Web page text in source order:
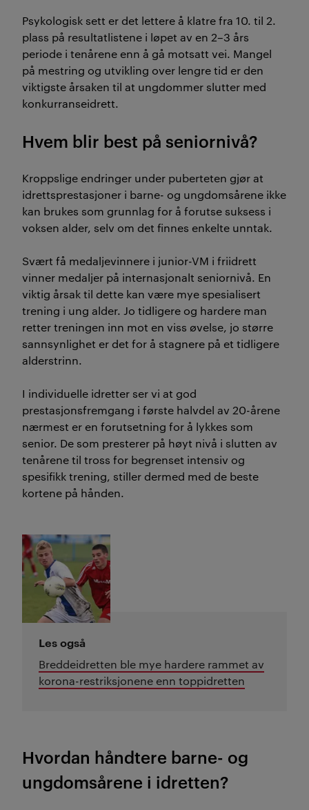
Psykologisk sett er det lettere å klatre fra 10. til 2.
plass på resultatlistene i løpet av en 2–3 års
periode i tenårene enn å gå motsatt vei. Mangel
på mestring og utvikling over lengre tid er den
viktigste årsaken til at ungdommer slutter med
konkurranseidrett.
Hvem blir best på seniornivå?
Kroppslige endringer under puberteten gjør at
idrettsprestasjoner i barne- og ungdomsårene ikke
kan brukes som grunnlag for å forutse suksess i
voksen alder, selv om det finnes enkelte unntak.
Svært få medaljevinnere i junior-VM i friidrett
vinner medaljer på internasjonalt seniornivå. En
viktig årsak til dette kan være mye spesialisert
trening i ung alder. Jo tidligere og hardere man
retter treningen inn mot en viss øvelse, jo større
sannsynlighet er det for å stagnere på et tidligere
alderstrinn.
I individuelle idretter ser vi at god
prestasjonsfremgang i første halvdel av 20-årene
nærmest er en forutsetning for å lykkes som
senior. De som presterer på høyt nivå i slutten av
tenårene til tross for begrenset intensiv og
spesifikk trening, stiller dermed med de beste
kortene på hånden.
Les også
Breddeidretten ble mye hardere rammet av
korona-restriksjonene enn toppidretten
Hvordan håndtere barne- og
ungdomsårene i idretten?